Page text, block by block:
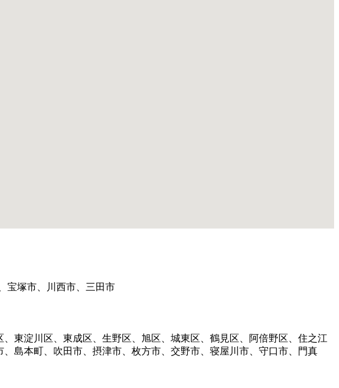
宝塚市、川西市、三田市
東淀川区、東成区、生野区、旭区、城東区、鶴見区、阿倍野区、住之江
島本町、吹田市、摂津市、枚方市、交野市、寝屋川市、守口市、門真